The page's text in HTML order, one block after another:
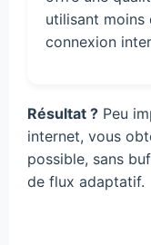
utilisant moins
connexion
Résultat ? Peu
internet, vous
possible, sans
de flux adaptatif.